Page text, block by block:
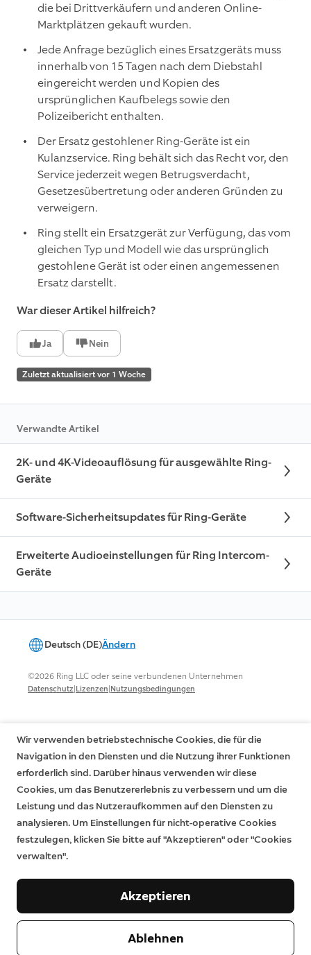
die bei Drittverkäufern und anderen Online-
Marktplätzen gekauft wurden.
Jede Anfrage bezüglich eines Ersatzgeräts muss
innerhalb von 15 Tagen nach dem Diebstahl
eingereicht werden und Kopien des
ursprünglichen Kaufbelegs sowie den
Polizeibericht enthalten.
Der Ersatz gestohlener Ring-Geräte ist ein
Kulanzservice. Ring behält sich das Recht vor, den
Service jederzeit wegen Betrugsverdacht,
Gesetzesübertretung oder anderen Gründen zu
verweigern.
Ring stellt ein Ersatzgerät zur Verfügung, das vom
gleichen Typ und Modell wie das ursprünglich
gestohlene Gerät ist oder einen angemessenen
Ersatz darstellt.
War dieser Artikel hilfreich?
Ja Nein
Zuletzt aktualisiert vor 1 Woche
Verwandte Artikel
2K- und 4K-Videoauflösung für ausgewählte Ring-
Geräte
Software-Sicherheitsupdates für Ring-Geräte
Erweiterte Audioeinstellungen für Ring Intercom-
Geräte
Deutsch (DE)Ändern
©2026 Ring LLC oder seine verbundenen Unternehmen
Datenschutz|Lizenzen|Nutzungsbedingungen
Wir verwenden betriebstechnische Cookies, die für die
Navigation in den Diensten und die Nutzung ihrer Funktionen
erforderlich sind. Darüber hinaus verwenden wir diese
Cookies, um das Benutzererlebnis zu verbessern und um die
Leistung und das Nutzeraufkommen auf den Diensten zu
analysieren. Um Einstellungen für nicht-operative Cookies
festzulegen, klicken Sie bitte auf "Akzeptieren" oder "Cookies
verwalten".
Ablehnen
Akzeptieren